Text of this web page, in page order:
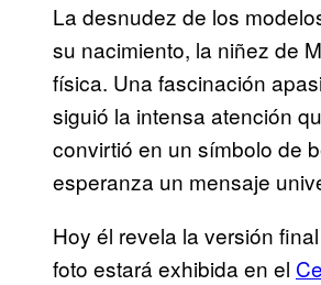
La desnudez de los
su nacimiento, la niñez de
física. Una fascinación
siguió la intensa atención
convirtió en un símbolo de
esperanza un mensaje
Hoy él revela la versión
foto estará exhibida en el